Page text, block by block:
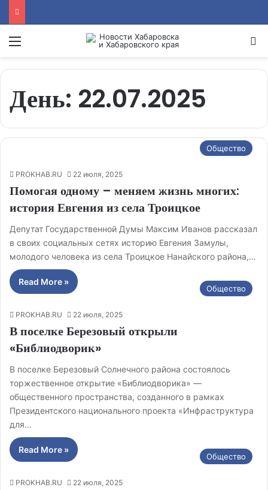
Menu
День: 22.07.2025
Общество
PROKHAB.RU 22 июля, 2025
Помогая одному – меняем жизнь многих:
история Евгения из села Троицкое
Депутат Государственной Думы Максим Иванов рассказал
в своих социальных сетях историю Евгения Замулы,
молодого человека из села Троицкое Нанайского района,…
Read More »
Общество
PROKHAB.RU 22 июля, 2025
В поселке Березовый открыли
«Библиодворик»
В поселке Березовый Солнечного района состоялось
торжественное открытие «Библиодворика» —
общественного пространства, созданного в рамках
Президентского национального проекта «Инфраструктура
для…
Read More »
Общество
PROKHAB.RU 22 июля, 2025